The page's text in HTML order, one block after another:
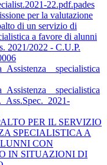
22.pdf.pades
per la valutazione
di un servizio di
a favore di alunni
2021/2022 - C.U.P.
PER IL SERVIZIO
SPECIALISTICA A
CON
IN SITUAZIONI DI